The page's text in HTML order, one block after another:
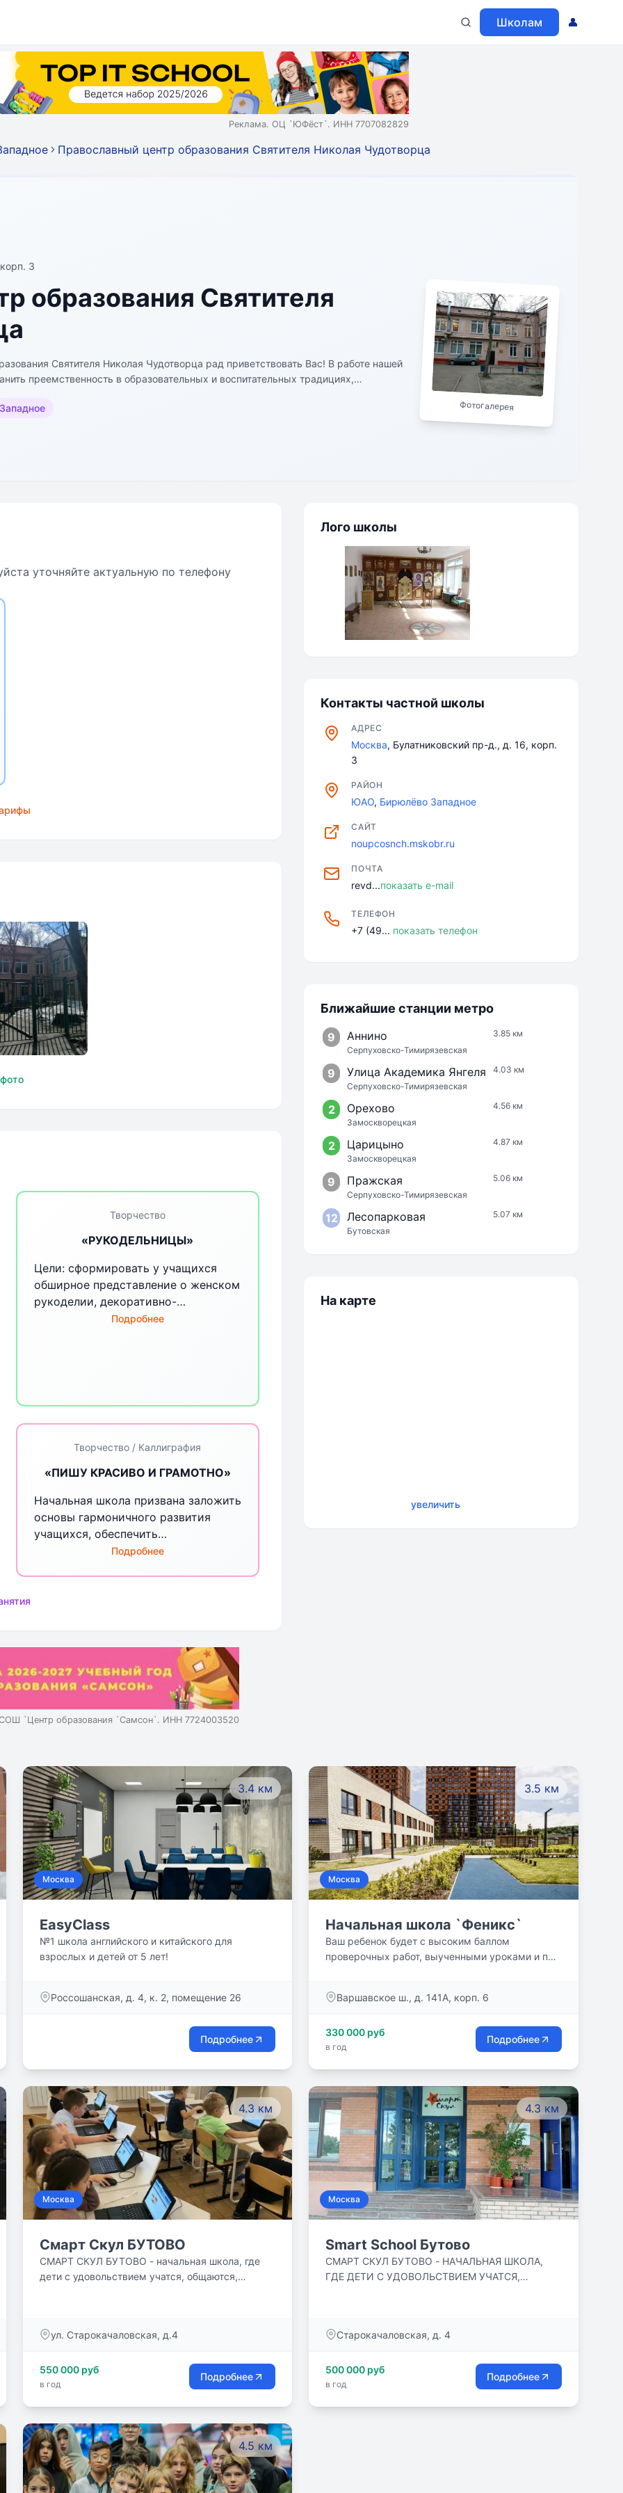
Школам 👤
Реклама. ОЦ `ЮФёст`. ИНН 7707082829
Православный центр образования Святителя Николая Чудотворца
3
образования Святителя
Святителя Николая Чудотворца рад приветствовать Вас! В работе нашей
преемственность в образовательных и воспитательных традициях,
Фотогалерея
уточняйте актуальную по телефону
центр
Творчество
«РУКОДЕЛЬНИЦЫ»
Цели: сформировать у учащихся
обширное представление о женском
рукоделии, декоративно-
прикладном искусстве, обучить
взаимопомощи.
Подробнее
Творчество / Каллиграфия
«ПИШУ КРАСИВО И ГРАМОТНО»
Начальная школа призвана заложить
основы гармоничного развития
учащихся, обеспечить
формирование прочных навыков
научить детей правильно и
грамотно писать, обогатив речь
учащихся, дать начальные сведения
по русскому языку, обеспечить
разностороннее развитие
Подробнее
Лого школы
Контакты частной школы
АДРЕС
Москва, Булатниковский пр-д., д. 16, корп.
3
РАЙОН
ЮАО, Бирюлёво Западное
САЙТ
noupcosnch.mskobr.ru
ПОЧТА
revd...показать e-mail
ТЕЛЕФОН
+7 (49... показать телефон
Ближайшие станции метро
9 Аннино
Серпуховско-Тимирязевская
3.85 км
9 Улица Академика Янгеля
Серпуховско-Тимирязевская
4.03 км
2 Орехово
Замоскворецкая
4.56 км
2 Царицыно
Замоскворецкая
4.87 км
9 Пражская
Серпуховско-Тимирязевская
5.06 км
12 Лесопарковая
Бутовская
5.07 км
На карте
увеличить
`Центр образования `Самсон`. ИНН 7724003520
3.4 км
Москва
EasyClass
№1 школа английского и китайского для
взрослых и детей от 5 лет!
Россошанская, д. 4, к. 2, помещение 26
Подробнее
3.5 км
Москва
Начальная школа `Феникс`
Ваш ребенок будет с высоким баллом
проверочных работ, выученными уроками и под
Варшавское ш., д. 141А, корп. 6
330 000 руб
в год
Подробнее
4.3 км
Москва
Смарт Скул БУТОВО
СМАРТ СКУЛ БУТОВО - начальная школа, где
дети с удовольствием учатся, общаются,
ул. Старокачаловская, д.4
550 000 руб
в год
Подробнее
4.3 км
Москва
Smart School Бутово
СМАРТ СКУЛ БУТОВО - НАЧАЛЬНАЯ ШКОЛА,
ГДЕ ДЕТИ С УДОВОЛЬСТВИЕМ УЧАТСЯ,
Старокачаловская, д. 4
500 000 руб
в год
Подробнее
4.5 км